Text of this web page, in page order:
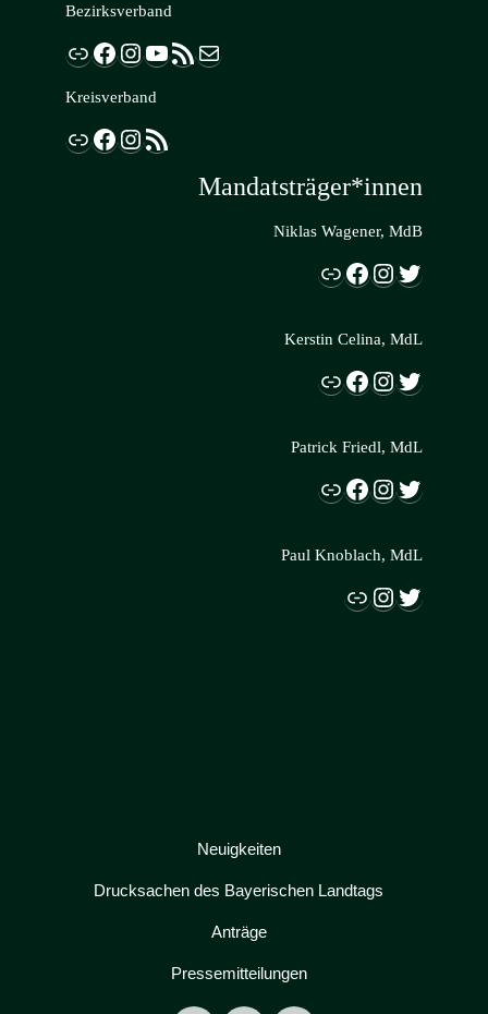
Bezirksverband
Link Facebook InstagramYouTube RSS-Feed E-Mail
Kreisverband
Link Facebook InstagramRSS-Feed
Mandatsträger*innen
Niklas Wagener, MdB
Link Facebook InstagramTwitter
Kerstin Celina, MdL
Link Facebook InstagramTwitter
Patrick Friedl, MdL
Link Facebook InstagramTwitter
Paul Knoblach, MdL
Link InstagramTwitter
Neuigkeiten
Drucksachen des Bayerischen Landtags
Anträge
Pressemitteilungen